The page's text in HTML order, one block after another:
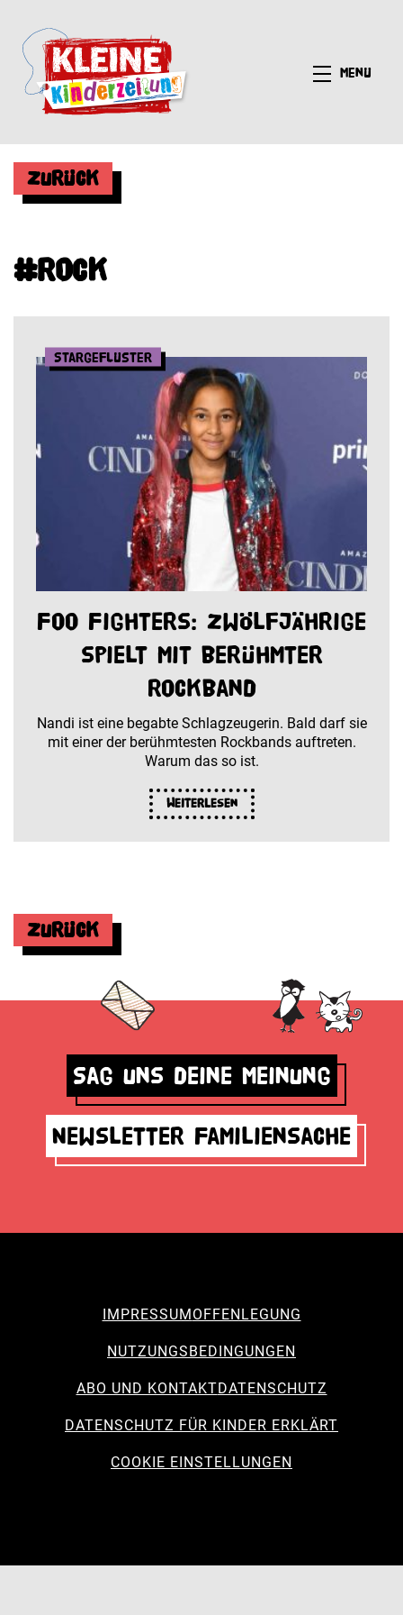
Menü
Zurück
#Rock
Stargeflüster
Foo Fighters: Zwölfjährige
spielt mit berühmter
Rockband
Nandi ist eine begabte Schlagzeugerin. Bald darf sie
mit einer der berühmtesten Rockbands auftreten.
Warum das so ist.
Weiterlesen
Zurück
Sag uns deine Meinung
Newsletter Familiensache
IMPRESSUMOFFENLEGUNG
NUTZUNGSBEDINGUNGEN
ABO UND KONTAKTDATENSCHUTZ
DATENSCHUTZ FÜR KINDER ERKLÄRT
COOKIE EINSTELLUNGEN